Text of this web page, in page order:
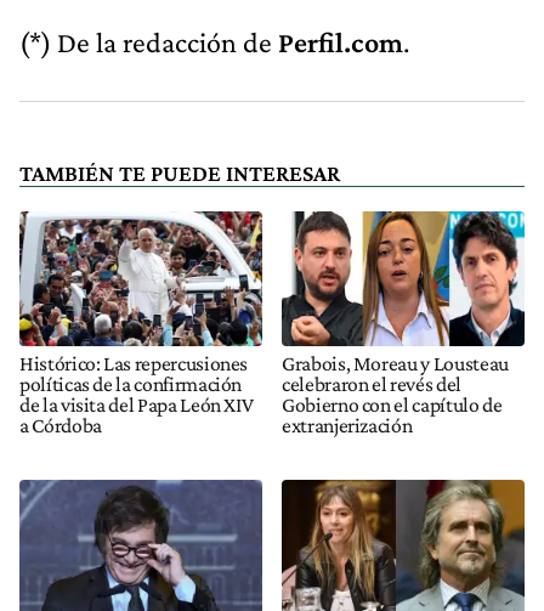
(*) De la redacción de Perfil.com.
TAMBIÉN TE PUEDE INTERESAR
Histórico: Las repercusiones
políticas de la confirmación
de la visita del Papa León XIV
a Córdoba
Grabois, Moreau y Lousteau
celebraron el revés del
Gobierno con el capítulo de
extranjerización